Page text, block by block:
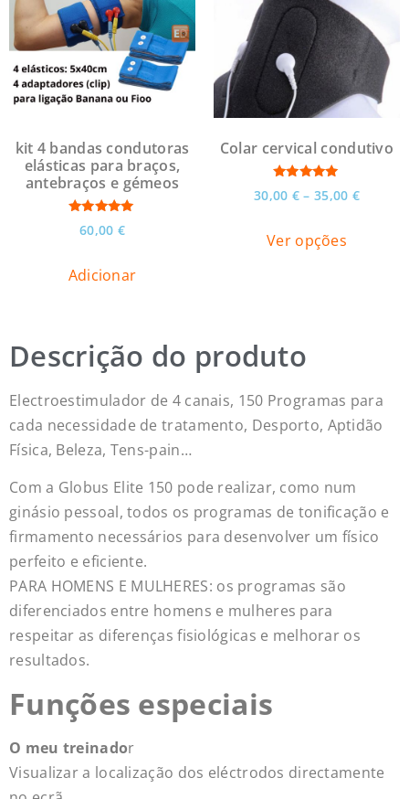
kit 4 bandas condutoras
elásticas para braços,
antebraços e gémeos
Avaliação
5.00
60,00 €
Adicionar
Colar cervical condutivo
Avaliação
5.00
30,00 € – 35,00 €
Ver opções
Descrição do produto
Electroestimulador de 4 canais, 150 Programas para
cada necessidade de tratamento, Desporto, Aptidão
Física, Beleza, Tens-pain…
Com a Globus Elite 150 pode realizar, como num
ginásio pessoal, todos os programas de tonificação e
firmamento necessários para desenvolver um físico
perfeito e eficiente.
PARA HOMENS E MULHERES: os programas são
diferenciados entre homens e mulheres para
respeitar as diferenças fisiológicas e melhorar os
resultados.
Funções especiais
O meu treinador
Visualizar a localização dos eléctrodos directamente